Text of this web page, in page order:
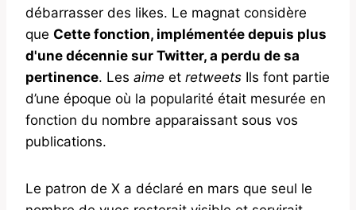
débarrasser des likes. Le magnat considère
que Cette fonction, implémentée depuis plus
d'une décennie sur Twitter, a perdu de sa
pertinence. Les aime et retweets Ils font partie
d’une époque où la popularité était mesurée en
fonction du nombre apparaissant sous vos
publications.
Le patron de X a déclaré en mars que seul le